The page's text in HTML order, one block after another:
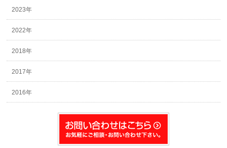
2023年
2022年
2018年
2017年
2016年